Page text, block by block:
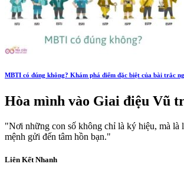
MBTI có đúng không? Khám phá điểm đặc biệt của bài trắc
Hòa mình vào Giai điệu Vũ
"Nơi những con số không chỉ là ký hiệu, mà là
mệnh gửi đến tâm hồn bạn."
Liên Kết Nhanh